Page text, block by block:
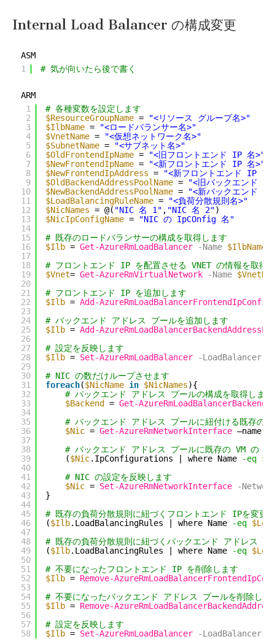
Internal Load Balancer の構成変更
ASM
1
# 気が向いたら後で書く
ARM
1
2
3
4
5
6
7
8
9
10
11
12
13
14
15
16
17
18
19
20
21
22
23
24
25
26
27
28
29
30
31
32
33
34
35
36
37
38
39
40
41
42
43
44
45
46
47
48
49
50
51
52
53
54
55
56
57
58
# 各種変数を設定します
$ResourceGroupName =
"<リソース グループ名>"
$IlbName =
"<ロードバランサー名>"
$VnetName =
"<仮想ネットワーク名>"
$SubnetName =
"<サブネット名>"
$OldFrontendIpName =
"<旧フロントエンド IP 名>"
$NewFrontendIpName =
"<新フロントエンド IP 名>"
$NewFrontendIpAddress =
"<新フロントエンド IP ア
$OldBackendAddressPoolName =
"<旧バックエンド
$NewBackendAddressPoolName =
"<新バックエンド
$LoadBalancingRuleName =
"<負荷分散規則名>"
$NicNames = @( "NIC 名 1" , "NIC 名 2")
$NicIpConfigName =
"NIC の IpCOnfig 名"
# 既存のロードバランサーの構成を取得します
$Ilb = Get-AzureRmLoadBalancer -Name $IlbName
# フロントエンド IP を配置させる VNET の情報を取得
$Vnet= Get-AzureRmVirtualNetwork -Name
# フロントエンド IP を追加します
$Ilb = Add-AzureRmLoadBalancerFrontendIpConfig
# バックエンド アドレス プールを追加します
$Ilb = Add-
# 設定を反映します
$Ilb = Set-AzureRmLoadBalancer -LoadBalancer
# NIC の数だけループさせます
foreach($NicName in $NicNames){
# バックエンド アドレス プールの構成を取得します
$Backend = Get-
# バックエンド アドレス プールに紐付ける既存の
$Nic = Get-AzureRmNetworkInterface –name
# バックエンド アドレス プールに既存の VM の
($Nic.IpConfigurations | where Name -eq
# NIC の設定を反映します
$Nic = Set-AzureRmNetworkInterface
-
}
# 既存の負荷分散規則に紐づくフロントエンド IPを変更
($Ilb.LoadBalancingRules | where Name -eq
# 既存の負荷分散規則に紐づくバックエンド アドレス プ
($Ilb.LoadBalancingRules | where Name -eq
# 不要になったフロントエンド IP を削除します
$Ilb = Remove-
# 不要になったバックエンド アドレス プールを削除しま
$Ilb = Remove-
# 設定を反映します
$Ilb = Set-AzureRmLoadBalancer -LoadBalancer